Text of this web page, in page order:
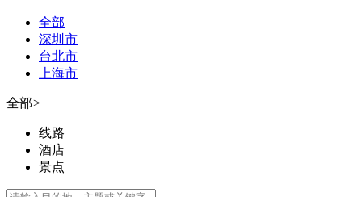
全部
深圳市
台北市
上海市
全部>
线路
酒店
景点